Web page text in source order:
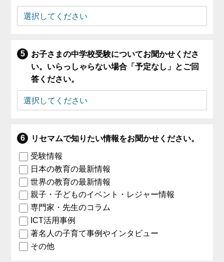
お子さまの中学校受験についてお聞かせくださ
い。いらっしゃらない場合「予定なし」とご回
答ください。
リセマムで知りたい情報をお聞かせください。
受験情報
日本の教育の最新情報
世界の教育の最新情報
親子・子どものイベント・レジャー情報
専門家・先生のコラム
ICT活用事例
著名人の子育て事例やインタビュー
その他